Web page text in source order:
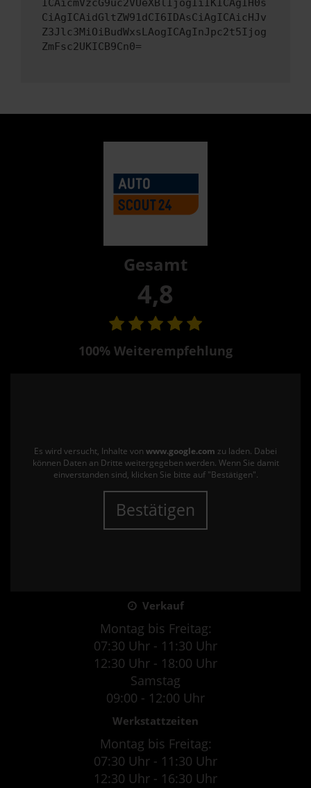
ICAicmVzcG9uc2VUeXBlIjogIiIKICAgIH0s
CiAgICAidGltZW91dCI6IDAsCiAgICAicHJv
Z3Jlc3MiOiBudWxsLAogICAgInJpc2t5Ijog
ZmFsc2UKICB9Cn0=
Gesamt
4,8
100% Weiterempfehlung
Es wird versucht, Inhalte von www.google.com zu laden. Dabei
können Daten an Dritte weitergegeben werden. Wenn Sie damit
einverstanden sind, klicken Sie bitte auf "Bestätigen".
Bestätigen
Verkauf
Montag bis Freitag:
07:30 Uhr - 11:30 Uhr
12:30 Uhr - 18:00 Uhr
Samstag
09:00 - 12:00 Uhr
Werkstattzeiten
Montag bis Freitag:
07:30 Uhr - 11:30 Uhr
12:30 Uhr - 16:30 Uhr